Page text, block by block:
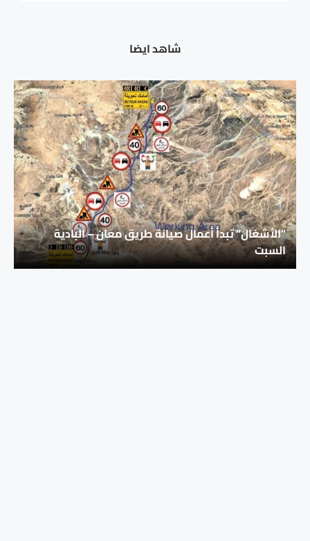
شاهد ايضا
“الأشغال” تبدأ أعمال صيانة طريق معان – البادية
السبت